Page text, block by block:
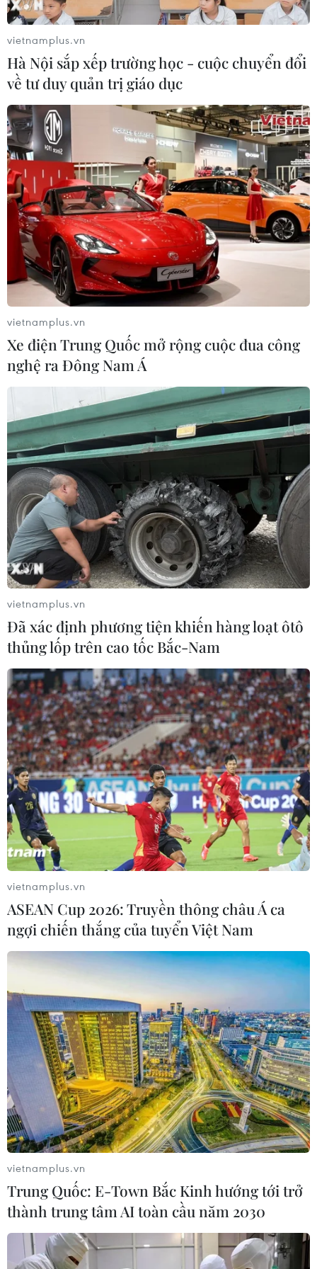
#Cục Thuế tỉnh Khánh Hòa
#Bảo hiểm Xã hội tỉnh Khánh Hòa
#Lừa đảo
#Thẻ bảo hiểm yt ế
Theo dõi VietnamPlus
Lừa đảo Trực tuyến
Thái Nguyên: Triệt phá đường dây tiền ảo với
hơn 3.000 bị hại tham gia
Ninh Bình: Bắt giữ 12 đối tượng lừa đảo trên
không gian mạng xuyên quốc gia
Triệt phá đường dây lừa đảo 250 tỷ
đồng xuyên quốc gia
TP Hồ Chí Minh: Triệt phá 3 ổ nhóm người nước
ngoài đang lập trung tâm lừa đảo
Lào Cai: Bắt giữ nhóm đối tượng người nước
ngoài lừa đảo trên không gian mạng
TIN LIÊN QUAN
Giả danh cán bộ ngân hàng lừa đảo chiếm
đoạt hơn 80 tỷ đồng ở nhiều tỉnh
21/05/2024 06:40
Giả danh cán bộ ngân hàng, Hiếu rủ rê, lôi kéo các nạn
nhân đưa tiền, sau đó hứa hẹn trả lợi nhuận cao từ 3-
17% trong thời gian từ 3-10 ngày/hồ sơ đáo hạn và đã
chiếm đoạt hơn 80 tỷ đồng.
vietnamplus.vn
Hà Nội sắp xếp trường học - cuộc chuyển đổi
về tư duy quản trị giáo dục
vietnamplus.vn
Xe điện Trung Quốc mở rộng cuộc đua công
nghệ ra Đông Nam Á
vietnamplus.vn
Đã xác định phương tiện khiến hàng loạt ôtô
thủng lốp trên cao tốc Bắc-Nam
vietnamplus.vn
ASEAN Cup 2026: Truyền thông châu Á ca
ngợi chiến thắng của tuyển Việt Nam
vietnamplus.vn
Trung Quốc: E-Town Bắc Kinh hướng tới trở
thành trung tâm AI toàn cầu năm 2030